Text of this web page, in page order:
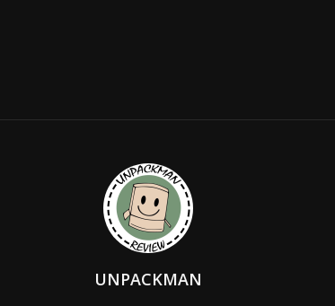
UNPACKMAN